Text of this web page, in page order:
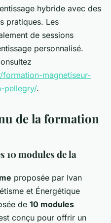
hybride avec des
pratiques. Les
de sessions
personnalisé.
magnetiseur-
pellegry/.
de la formation
10 modules de la
proposée par Ivan
et Énergétique
de 10 modules
conçu pour offrir un